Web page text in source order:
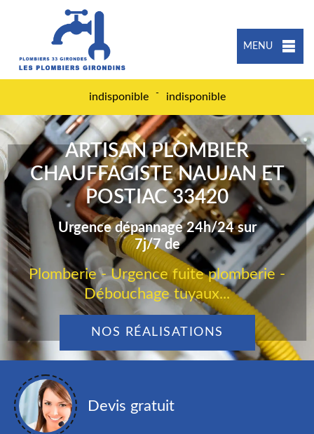
MENU
indisponible - indisponible
ARTISAN PLOMBIER
CHAUFFAGISTE NAUJAN ET
POSTIAC 33420
Urgence dépannage 24h/24 sur
7j/7 de
Plomberie - Urgence fuite plomberie -
Débouchage tuyaux...
NOS RÉALISATIONS
Devis gratuit